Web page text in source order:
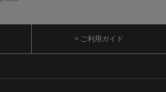
> ご利用ガイド